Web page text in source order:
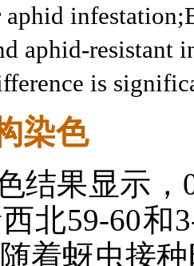
aphid
aphid-
is
染色
结果显示，
北59-60和
着蚜虫接